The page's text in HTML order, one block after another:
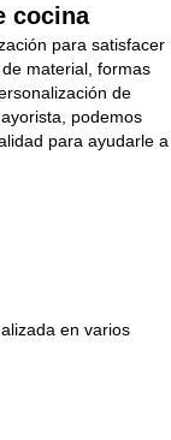
cocina
para satisfacer
material, formas
de
podemos
para ayudarle a
en varios